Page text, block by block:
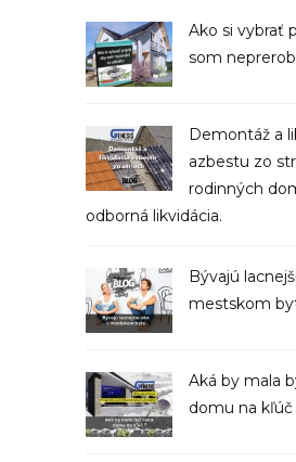
Ako si vybrať
som
Demontáž a
azbestu zo
rodinných
odborná likvidácia.
Bývajú
mestskom
Aká by mala
domu na kľúč